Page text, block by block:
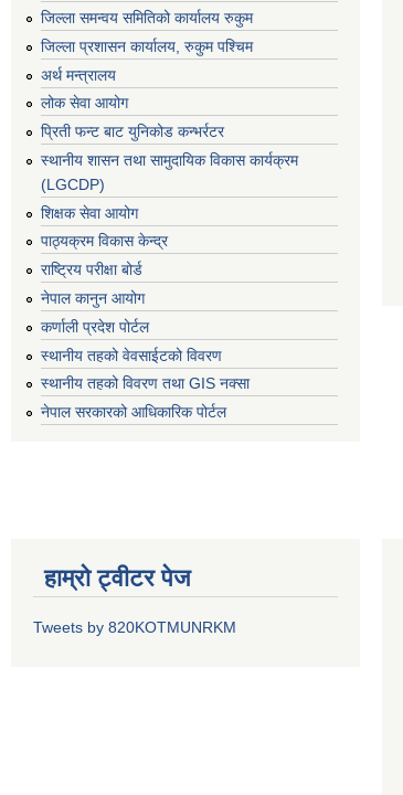
जिल्ला समन्वय समितिको कार्यालय रुकुम
जिल्ला प्रशासन कार्यालय, रुकुम पश्चिम
अर्थ मन्त्रालय
लोक सेवा आयोग
प्रिती फन्ट बाट युनिकोड कन्भर्रटर
स्थानीय शासन तथा सामुदायिक विकास कार्यक्रम
(LGCDP)
शिक्षक सेवा आयोग
पाठ्यक्रम विकास केन्द्र
राष्ट्रिय परीक्षा बोर्ड
नेपाल कानुन आयोग
कर्णाली प्रदेश पोर्टल
स्थानीय तहको वेवसाईटको विवरण
स्थानीय तहको विवरण तथा GIS नक्सा
नेपाल सरकारको आधिकारिक पोर्टल
हाम्रो ट्वीटर पेज
Tweets by 820KOTMUNRKM